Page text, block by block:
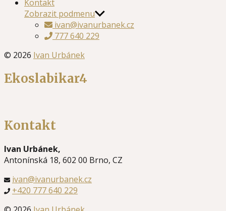
Kontakt
Zobrazit podmenu
ivan@ivanurbanek.cz
777 640 229
© 2026 Ivan Urbánek
Ekoslabikar4
Kontakt
Ivan Urbánek,
Antonínská 18, 602 00 Brno, CZ
ivan@ivanurbanek.cz
+420 777 640 229